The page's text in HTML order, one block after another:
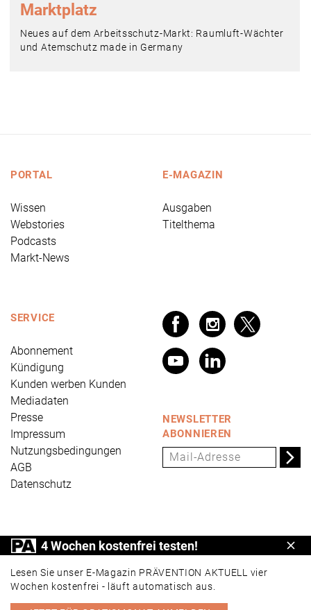
Marktplatz
Neues auf dem Arbeitsschutz-Markt: Raumluft-Wächter
und Atemschutz made in Germany
PORTAL
Wissen
Webstories
Podcasts
Markt-News
E-MAGAZIN
Ausgaben
Titelthema
SERVICE
Abonnement
Kündigung
Kunden werben Kunden
Mediadaten
Presse
Impressum
Nutzungsbedingungen
AGB
Datenschutz
NEWSLETTER
ABONNIEREN
PRÄVENTION AKTUELL ist ein Produkt der Universum
Verlag GmbH, Wettinerstraße 3-5, 65189 Wiesbaden,
www.universum.de,info@universum.de
4 Wochen kostenfrei testen!
Lesen Sie unser E-Magazin PRÄVENTION AKTUELL vier
Wochen kostenfrei - läuft automatisch aus.